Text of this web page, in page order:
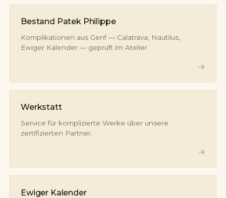
Bestand Patek Philippe
Komplikationen aus Genf — Calatrava, Nautilus,
Ewiger Kalender — geprüft im Atelier.
→
Werkstatt
Service für komplizierte Werke über unsere
zertifizierten Partner.
→
Ewiger Kalender